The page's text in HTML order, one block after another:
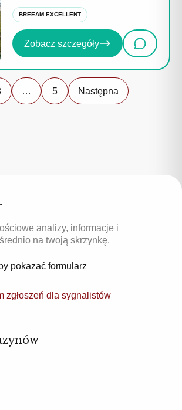
BREEAM EXCELLENT
Zobacz szczegóły
… 5 Następna
analizy, informacje i
na twoją skrzynkę.
pokazać formularz
zgłoszeń dla sygnalistów